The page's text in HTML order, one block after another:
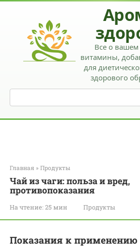
Перейти
Все о вашем
витамины,
для
здорового
Поиск:
Главная » Продукты
Чай из чаги: польза и вред,
противопоказания
На чтение: 25 мин Продукты
Показания к применению